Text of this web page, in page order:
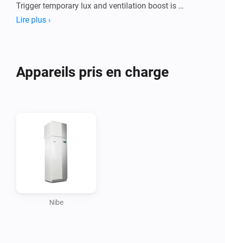
Trigger temporary lux and ventilation boost is
supported but requires a Nibe uplink premium
Lire plus ›
Appareils pris en charge
Nibe